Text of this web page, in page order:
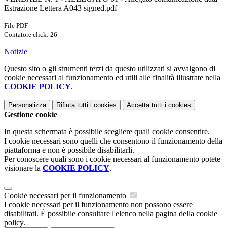
Estrazione Lettera A043 signed.pdf
File PDF
Contatore click: 26
Notizie
Questo sito o gli strumenti terzi da questo utilizzati si avvalgono di
cookie necessari al funzionamento ed utili alle finalità illustrate nella
COOKIE POLICY.
Personalizza Rifiuta tutti i cookies Accetta tutti i cookies
Gestione cookie
In questa schermata è possibile scegliere quali cookie consentire.
I cookie necessari sono quelli che consentono il funzionamento della
piattaforma e non è possibile disabilitarli.
Per conoscere quali sono i cookie necessari al funzionamento potete
visionare la COOKIE POLICY.
Cookie necessari per il funzionamento
I cookie necessari per il funzionamento non possono essere
disabilitati. È possibile consultare l'elenco nella pagina della cookie
policy.